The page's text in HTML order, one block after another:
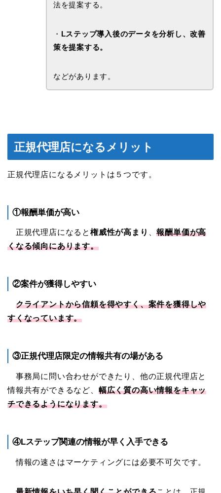
法を提案する。
・ Lステップ導入後のデータを分析し、改善
策を提案する。
などがあります。
正規代理店になるメリット
正規代理店になるメリットは５つです。
①報酬単価が高い
正規代理店になると 権威性が高まり 、報酬単価が高
くなる傾向にあります。
②案件が獲得しやすい
クライアントから信頼を得やすく、案件を獲得しや
すくなっています。
③正規代理店限定の情報共有の場がある
事務局に問い合わせができたり、他の正規代理店と
情報共有ができるなど、 幅広く質の高い情報をキャッ
チできるようになります。
④Lステップ関連の情報が早く入手できる
情報の速さはマーケティングには必要不可欠です。